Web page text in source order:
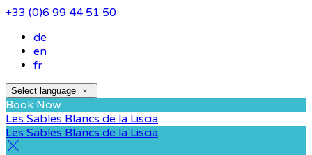
+33 (0)6 99 44 51 50
de
en
fr
Select language
Book Now
Les Sables Blancs de la Liscia
Les Sables Blancs de la Liscia